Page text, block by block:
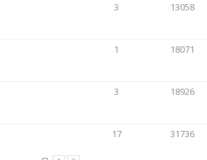
3 13058
1 18071
3 18926
17 31736